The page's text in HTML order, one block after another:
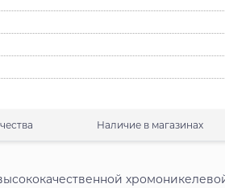
Наличие в магазинах